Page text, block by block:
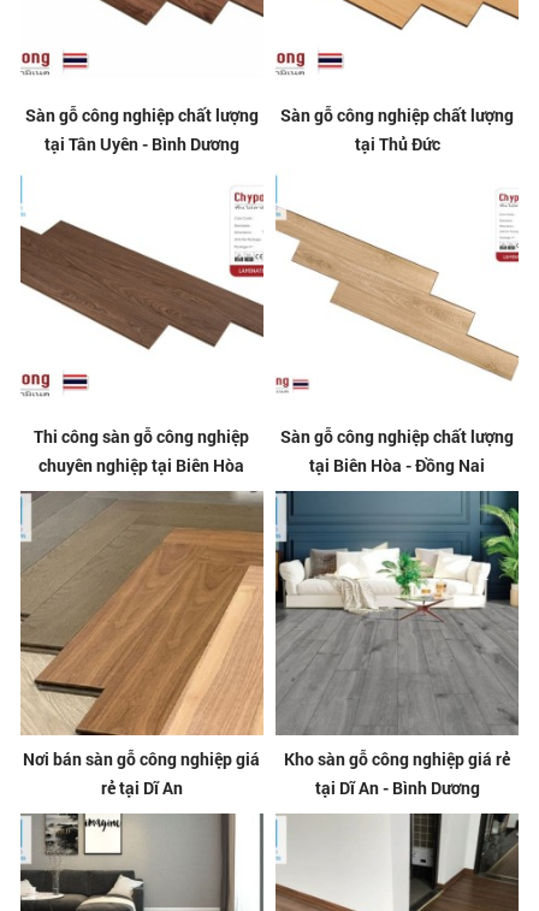
Sàn gỗ công nghiệp chất lượng
tại Tân Uyên - Bình Dương
Sàn gỗ công nghiệp chất lượng
tại Thủ Đức
Thi công sàn gỗ công nghiệp
chuyên nghiệp tại Biên Hòa
Sàn gỗ công nghiệp chất lượng
tại Biên Hòa - Đồng Nai
Nơi bán sàn gỗ công nghiệp giá
rẻ tại Dĩ An
Kho sàn gỗ công nghiệp giá rẻ
tại Dĩ An - Bình Dương